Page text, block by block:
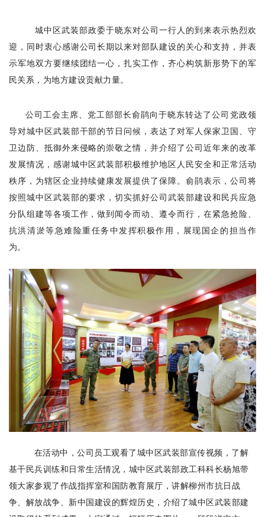
城中区武装部政委于晓东对公司一行人的到来表示热烈欢
迎，同时衷心感谢公司长期以来对部队建设的关心和支持，并表
示军地双方要继续团结一心，扎实工作，齐心构筑新形势下的军
民关系，为地方建设贡献力量。
公司工会主席、党工部部长俞鹃向于晓东转达了公司党政领
导对城中区武装部干部的节日问候，表达了对军人保家卫国、守
卫边防、抵御外来侵略的崇敬之情，并介绍了公司近年来的改革
发展情况，感谢城中区武装部积极维护地区人民安全和正常活动
秩序，为辖区企业持续健康发展提供了保障。俞鹃表示，公司将
按照城中区武装部的要求，切实抓好公司武装部建设和民兵应急
分队组建等各项工作，做到闻令而动、遵令而行，在紧急抢险、
抗洪清淤等急难险重任务中发挥积极作用，展现国企的担当作
为。
在活动中，公司员工观看了城中区武装部宣传视频，了解
基干民兵训练和日常生活情况，城中区武装部政工科科长杨旭带
领大家参观了作战指挥室和国防教育展厅，讲解柳州市抗日战
争、解放战争、新中国建设的辉煌历史，介绍了城中区武装部建